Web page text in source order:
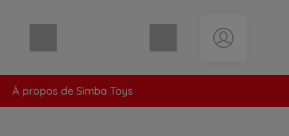
À propos de Simba Toys